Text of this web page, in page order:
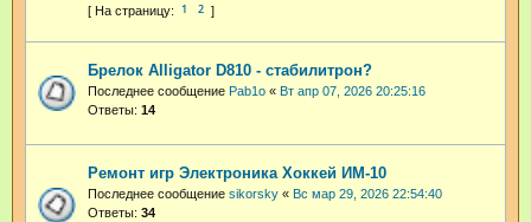
1 2
Брелок Alligator D810 - стабилитрон?
Последнее сообщение Pab1o « Вт апр 07, 2026 20:25:16
Ответы: 14
Ремонт игр Электроника Хоккей ИМ-10
Последнее сообщение sikorsky « Вс мар 29, 2026 22:54:40
Ответы: 34